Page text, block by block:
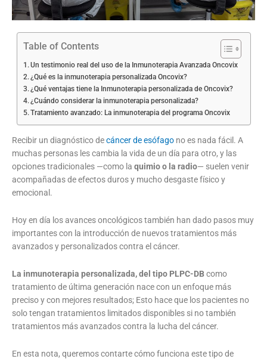
Table of Contents
Un testimonio real del uso de la Inmunoterapia Avanzada Oncovix
¿Qué es la inmunoterapia personalizada Oncovix?
¿Qué ventajas tiene la Inmunoterapia personalizada de Oncovix?
¿Cuándo considerar la inmunoterapia personalizada?
Tratamiento avanzado: La inmunoterapia del programa Oncovix
Recibir un diagnóstico decáncer de esófago no es nada fácil. A
muchas personas les cambia la vida de un día para otro, y las
opciones tradicionales —como la quimio o la radio— suelen venir
acompañadas de efectos duros y mucho desgaste físico y
emocional.
Hoy en día los avances oncológicos también han dado pasos muy
importantes con la introducción de nuevos tratamientos más
avanzados y personalizados contra el cáncer.
La inmunoterapia personalizada, del tipo PLPC-DBcomo
tratamiento de última generación nace con un enfoque más
preciso y con mejores resultados; Esto hace que los pacientes no
solo tengan tratamientos limitados disponibles si no también
tratamientos más avanzados contra la lucha del cáncer.
En esta nota, queremos contarte cómo funciona este tipo de